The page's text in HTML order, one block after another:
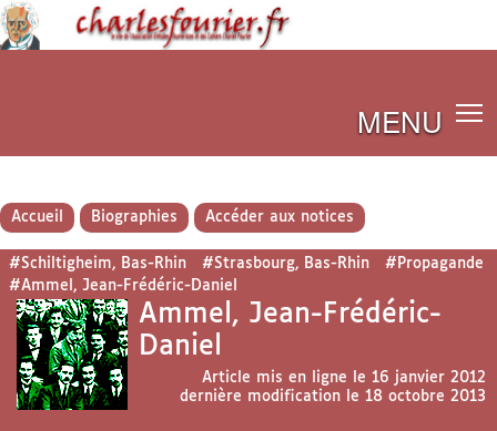
MENU
Accueil Biographies Accéder aux notices
#Schiltigheim, Bas-Rhin #Strasbourg, Bas-Rhin
#Propagande
#Ammel, Jean-Frédéric-Daniel
Ammel, Jean-Frédéric-
Daniel
Article mis en ligne le 16 janvier 2012
dernière modification le 18 octobre 2013